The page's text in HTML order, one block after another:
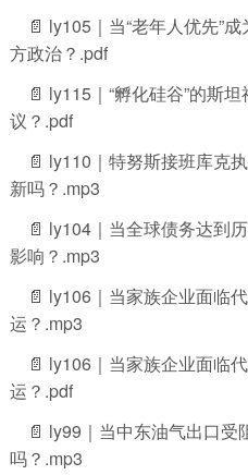
📄 ly105｜当“老年人优先”
方政治？.pdf
📄 ly115｜“孵化硅谷”的斯
议？.pdf
📄 ly110｜特努斯接班库克
新吗？.mp3
📄 ly104｜当全球债务达到
影响？.mp3
📄 ly106｜当家族企业面临
运？.mp3
📄 ly106｜当家族企业面临
运？.pdf
📄 ly99｜当中东油气出口受
吗？.mp3